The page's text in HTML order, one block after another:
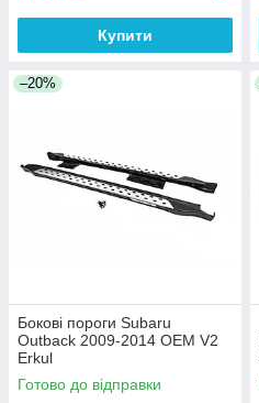
Купити
–20%
Бокові пороги Subaru
Outback 2009-2014 OEM V2
Erkul
Готово до відправки